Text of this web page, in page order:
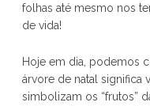
folhas até mesmo nos
de vida!
Hoje em dia, podemos
árvore de natal significa
simbolizam os “frutos”